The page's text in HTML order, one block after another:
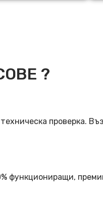
?
проверка.